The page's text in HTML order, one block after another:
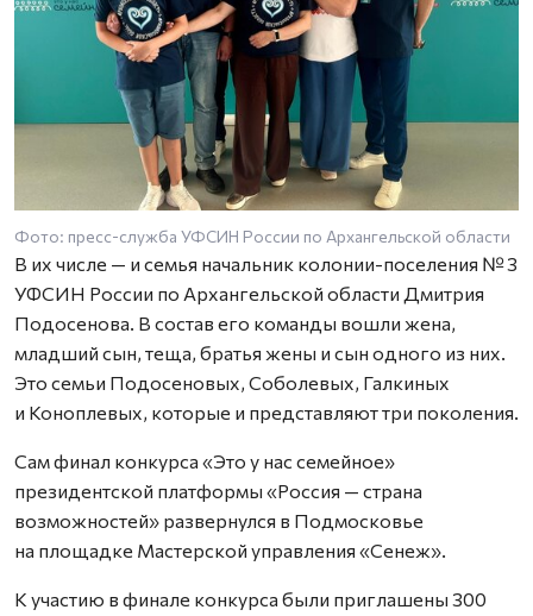
Фото: пресс-служба УФСИН России по Архангельской области
В их числе — и семья начальник колонии-поселения № 3
УФСИН России по Архангельской области Дмитрия
Подосенова. В состав его команды вошли жена,
младший сын, теща, братья жены и сын одного из них.
Это семьи Подосеновых, Соболевых, Галкиных
и Коноплевых, которые и представляют три поколения.
Сам финал конкурса «Это у нас семейное»
президентской платформы «Россия — страна
возможностей» развернулся в Подмосковье
на площадке Мастерской управления «Сенеж».
К участию в финале конкурса были приглашены 300